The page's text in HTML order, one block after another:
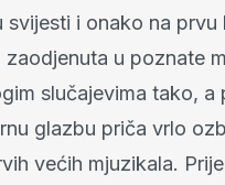
svijesti i onako na
u poznate
slučajevima tako,
glazbu priča vrlo
većih mjuzikala.